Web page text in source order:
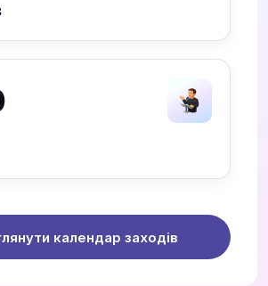
календар заходів